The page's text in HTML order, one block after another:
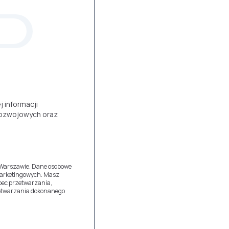
informacji
oraz
Dane osobowe
Masz
przetwarzania,
dokonanego